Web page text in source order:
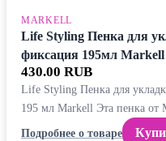
MARKELL
Life Styling Пенка для
фиксация 195мл Markell
430.00 RUB
Life Styling Пенка для
195 мл Markell Эта пенка от
Подробнее о товаре